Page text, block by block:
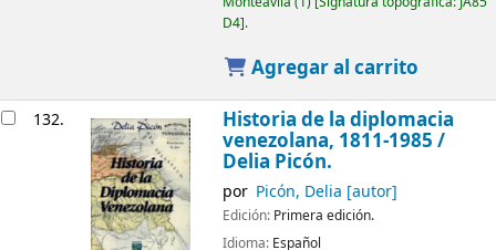
D4 .
Agregar al carrito
132. Historia de la diplomacia
venezolana, 1811-1985 /
Delia Picón.
por Picón, Delia [autor]
Edición: Primera edición.
Idioma: Español